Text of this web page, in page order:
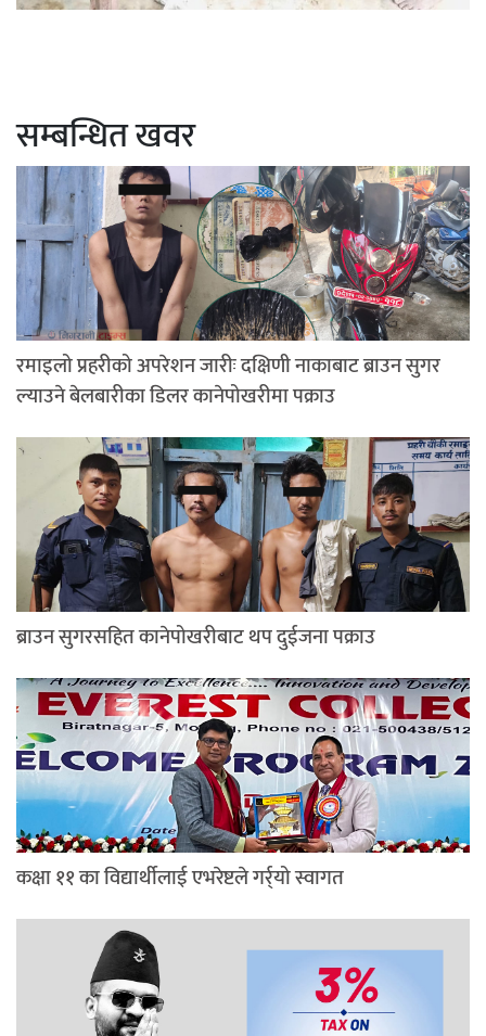
सम्बन्धित खवर
रमाइलो प्रहरीको अपरेशन जारीः दक्षिणी नाकाबाट ब्राउन सुगर
ल्याउने बेलबारीका डिलर कानेपोखरीमा पक्राउ
ब्राउन सुगरसहित कानेपोखरीबाट थप दुईजना पक्राउ
कक्षा ११ का विद्यार्थीलाई एभरेष्टले गर्र्यो स्वागत